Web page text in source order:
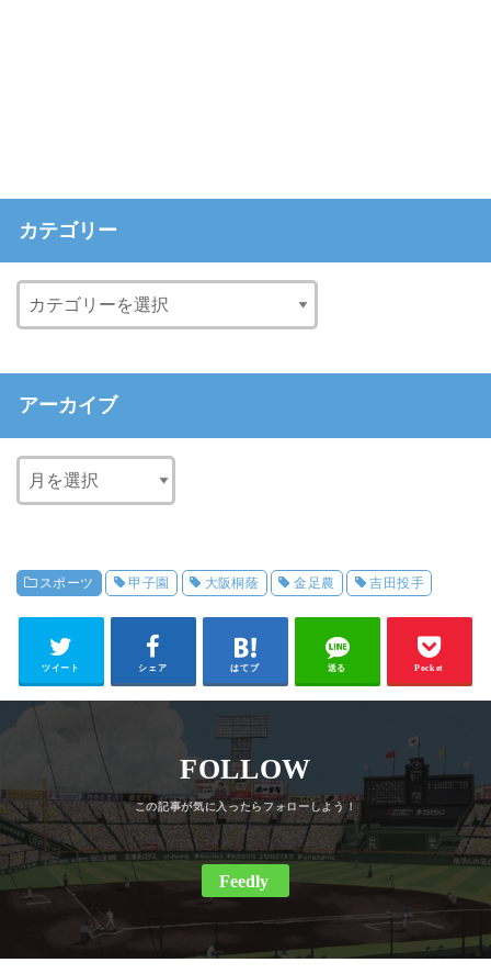
カテゴリー
アーカイブ
スポーツ 甲子園 大阪桐蔭 金足農 吉田投手
ツイート シェア はてブ 送る Pocket
FOLLOW
Feedly